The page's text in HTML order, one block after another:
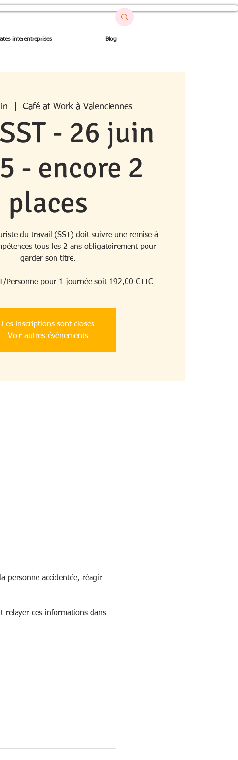
interentreprises Blog
Café at Work à Valenciennes
- 26 juin
- encore 2
places
du travail (SST) doit suivre une remise à
tous les 2 ans obligatoirement pour
garder son titre.
Personne pour 1 journée soit 192,00 €TTC
Les inscriptions sont closes
Voir autres événements
personne accidentée, réagir
relayer ces informations dans